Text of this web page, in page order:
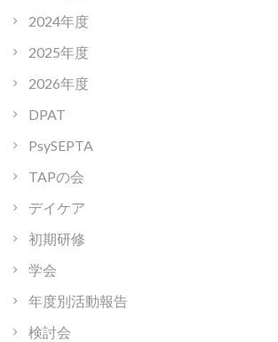
2024年度
2025年度
2026年度
DPAT
PsySEPTA
TAPの会
デイケア
初期研修
学会
年度別活動報告
検討会